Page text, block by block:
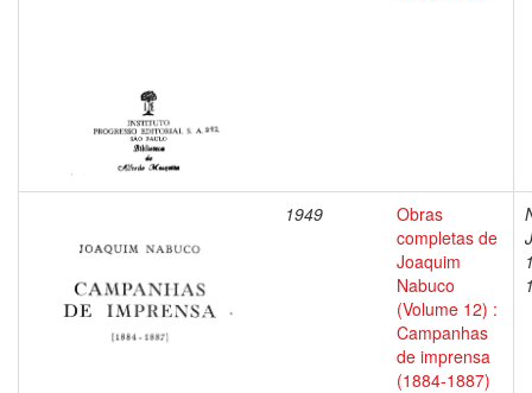
1949
Obras
completas de
Joaquim
Nabuco
(Volume 12) :
Campanhas
de imprensa
(1884-1887)